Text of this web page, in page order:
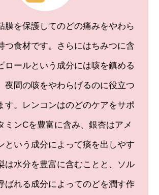
膜を保護してのどの痛みをやわら
つ食材です。さらにはちみつに含
ロールという成分には咳を鎮める
夜間の咳をやわらげるのに役立つ
す。レンコンはのどのケアをサポ
ミンCを豊富に含み、銀杏はアメ
という成分によって痰を出しやす
は水分を豊富に含むことと、ソル
ばれる成分によってのどを潤す作